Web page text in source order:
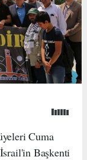
Cuma
Başkenti